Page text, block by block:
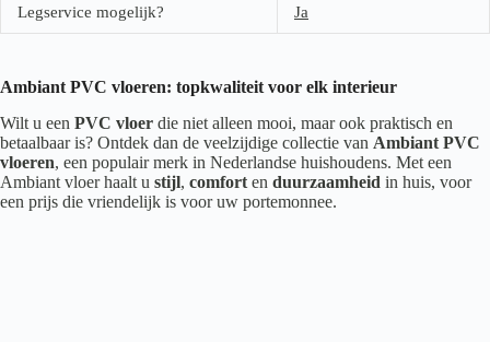
Legservice mogelijk? Ja
Ambiant PVC vloeren: topkwaliteit voor elk interieur
Wilt u een PVC vloer die niet alleen mooi, maar ook praktisch en
betaalbaar is? Ontdek dan de veelzijdige collectie van Ambiant PVC
vloeren, een populair merk in Nederlandse huishoudens. Met een
Ambiant vloer haalt u stijl, comfort en duurzaamheid in huis, voor
een prijs die vriendelijk is voor uw portemonnee.